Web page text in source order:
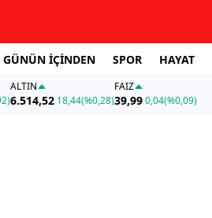
GÜNÜN İÇİNDEN SPOR HAYAT
ALTIN
6.514,52 18,44(%0,28)
FAİZ
39,990,04(%0,09)